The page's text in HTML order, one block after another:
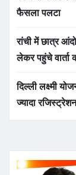
फैसला पलटा
रांची में छात्र
लेकर पहुंचे वार्ता
दिल्ली लक्ष्मी
ज्यादा